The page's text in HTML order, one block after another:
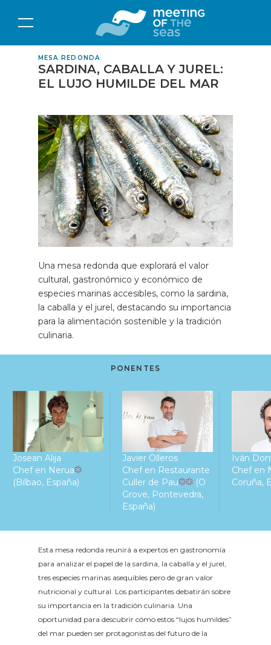
MESA REDONDA
SARDINA, CABALLA Y JUREL:
EL LUJO HUMILDE DEL MAR
Una mesa redonda que explorará el valor
cultural, gastronómico y económico de
especies marinas accesibles, como la sardina,
la caballa y el jurel, destacando su importancia
para la alimentación sostenible y la tradición
culinaria.
PONENTES
Josean Alija
Chef en Nerua
(Bilbao, España)
Javier Olleros
Chef en Restaurante
Culler de Pau
(O
Grove, Pontevedra,
España)
Iván
Chef en
Coruña,
Esta mesa redonda reunirá a expertos en gastronomía
para analizar el papel de la sardina, la caballa y el jurel,
tres especies marinas asequibles pero de gran valor
nutricional y cultural. Los participantes debatirán sobre
su importancia en la tradición culinaria. Una
oportunidad para descubrir cómo estos “lujos humildes”
del mar pueden ser protagonistas del futuro de la